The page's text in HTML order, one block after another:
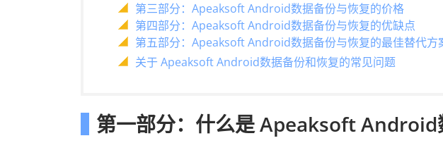
第三部分：Apeaksoft Android数据备份与恢复的价格
第四部分：Apeaksoft Android数据备份与恢复的优缺点
第五部分：Apeaksoft Android数据备份与恢复的最佳替代方
关于 Apeaksoft Android数据备份和恢复的常见问题
第一部分：什么是 Apeaksoft Android